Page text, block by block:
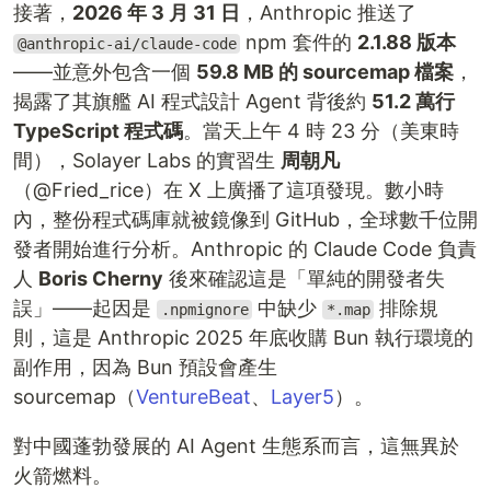
接著， 2026 年 3 月 31 日 ，Anthropic 推送了
@anthropic-ai/claude-code npm 套件的 2.1.88 版本
——並意外包含一個 59.8 MB 的 sourcemap 檔案 ，
揭露了其旗艦 AI 程式設計 Agent 背後約 51.2 萬行
TypeScript 程式碼。當天上午 4 時 23 分（美東時
間），Solayer Labs 的實習生 周朝凡
（@Fried_rice）在 X 上廣播了這項發現。數小時
內，整份程式碼庫就被鏡像到 GitHub，全球數千位開
發者開始進行分析。Anthropic 的 Claude Code 負責
人 Boris Cherny 後來確認這是「單純的開發者失
誤」——起因是
.npmignore 中缺少 *.map 排除規
則，這是 Anthropic 2025 年底收購 Bun 執行環境的
副作用，因為 Bun 預設會產生
sourcemap（VentureBeat、 Layer5）。
對中國蓬勃發展的 AI Agent 生態系而言，這無異於
火箭燃料。